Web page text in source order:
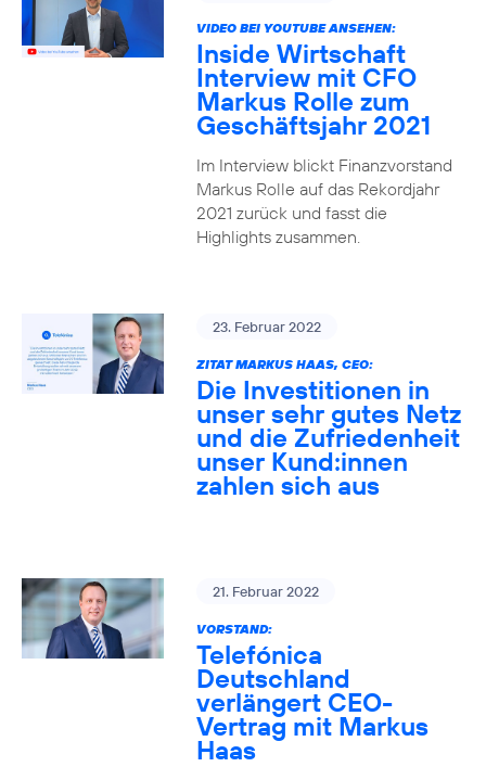
VIDEO BEI YOUTUBE ANSEHEN:
Inside Wirtschaft
Interview mit CFO
Markus Rolle zum
Geschäftsjahr 2021
Im Interview blickt Finanzvorstand
Markus Rolle auf das Rekordjahr
2021 zurück und fasst die
Highlights zusammen.
23. Februar 2022
ZITAT MARKUS HAAS, CEO:
Die Investitionen in
unser sehr gutes Netz
und die Zufriedenheit
unser Kund:innen
zahlen sich aus
21. Februar 2022
VORSTAND:
Telefónica
Deutschland
verlängert CEO-
Vertrag mit Markus
Haas